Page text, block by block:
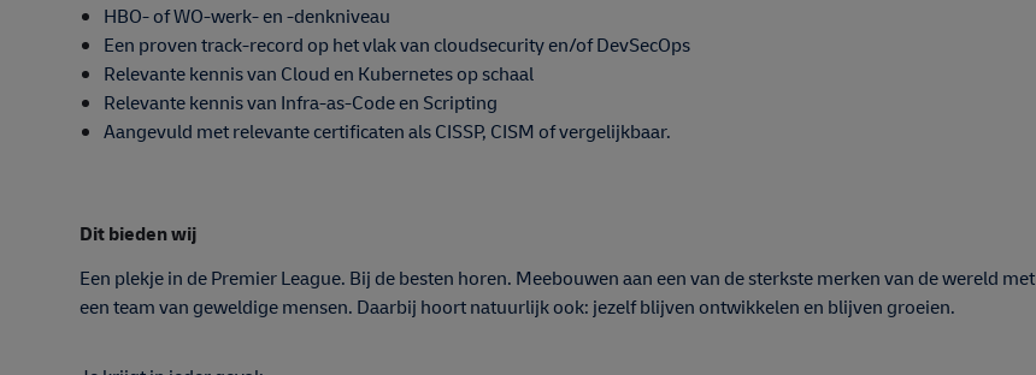
HBO- of WO-werk- en -denkniveau
Een proven track-record op het vlak van cloudsecurity en/of DevSecOps
Relevante kennis van Cloud en Kubernetes op schaal
Relevante kennis van Infra-as-Code en Scripting
Aangevuld met relevante certificaten als CISSP, CISM of vergelijkbaar.
Dit bieden wij
Een plekje in de Premier League. Bij de besten horen. Meebouwen aan een van de sterkste merken van de wereld met
een team van geweldige mensen. Daarbij hoort natuurlijk ook: jezelf blijven ontwikkelen en blijven groeien.